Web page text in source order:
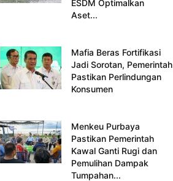
ESDM Optimalkan
Aset...
Mafia Beras Fortifikasi
Jadi Sorotan, Pemerintah
Pastikan Perlindungan
Konsumen
Menkeu Purbaya
Pastikan Pemerintah
Kawal Ganti Rugi dan
Pemulihan Dampak
Tumpahan...